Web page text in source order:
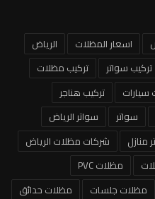
اسعار المظلات
الرياض
تركيب سواتر
تركيب مظلات
سيارات
تركيب هناجر
سواتر
سواتر الرياض
منازل
شركات مظلات الرياض
مظلات PVC
مظلات جلسات
مظلات حدائق